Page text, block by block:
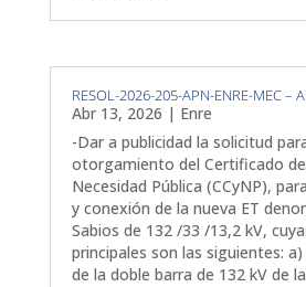
RESOL-2026-205-APN-ENRE-MEC –
Abr 13, 2026 | Enre
-Dar a publicidad la solicitud
otorgamiento del Certificado
Necesidad Pública (CCyNP),
y conexión de la nueva ET
Sabios de 132 /33 /13,2 kV,
principales son las siguientes:
de la doble barra de 132 kV de